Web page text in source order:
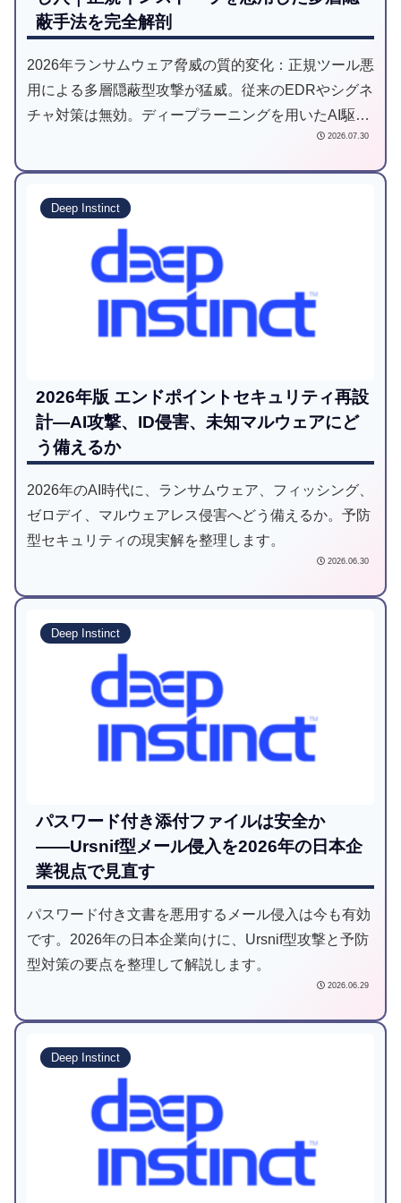
蔽手法を完全解剖
2026年ランサムウェア脅威の質的変化：正規ツール悪
用による多層隠蔽型攻撃が猛威。従来のEDRやシグネ
チャ対策は無効。ディープラーニングを用いたAI駆動
型予防防衛が業界標準へシフト。未知の脅威を「実行
2026.07.30
Deep Instinct
2026年版 エンドポイントセキュリティ再設
計―AI攻撃、ID侵害、未知マルウェアにど
う備えるか
2026年のAI時代に、ランサムウェア、フィッシング、
ゼロデイ、マルウェアレス侵害へどう備えるか。予防
型セキュリティの現実解を整理します。
2026.06.30
Deep Instinct
パスワード付き添付ファイルは安全か
――Ursnif型メール侵入を2026年の日本企
業視点で見直す
パスワード付き文書を悪用するメール侵入は今も有効
です。2026年の日本企業向けに、Ursnif型攻撃と予防
型対策の要点を整理して解説します。
2026.06.29
Deep Instinct